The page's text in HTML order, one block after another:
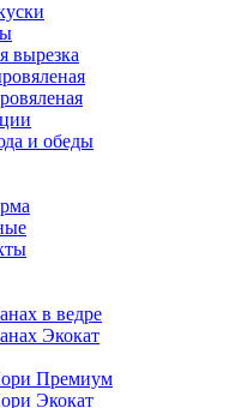
вырезка
и обеды
в ведре
Экокат
Премиум
Экокат